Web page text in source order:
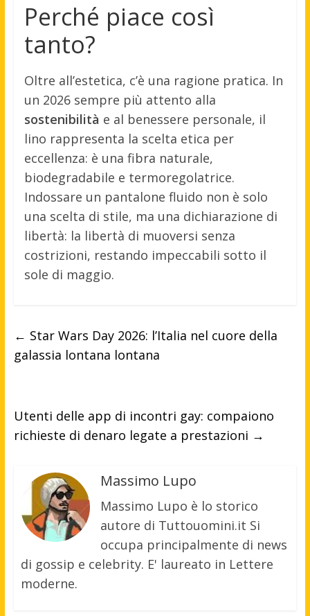
Perché piace così
tanto?
Oltre all’estetica, c’è una ragione pratica. In
un 2026 sempre più attento alla
sostenibilità e al benessere personale, il
lino rappresenta la scelta etica per
eccellenza: è una fibra naturale,
biodegradabile e termoregolatrice.
Indossare un pantalone fluido non è solo
una scelta di stile, ma una dichiarazione di
libertà: la libertà di muoversi senza
costrizioni, restando impeccabili sotto il
sole di maggio.
← Star Wars Day 2026: l’Italia nel cuore della
galassia lontana lontana
Utenti delle app di incontri gay: compaiono
richieste di denaro legate a prestazioni →
Massimo Lupo
Massimo Lupo è lo storico
autore di Tuttouomini.it Si
occupa principalmente di news
di gossip e celebrity. E' laureato in Lettere
moderne.